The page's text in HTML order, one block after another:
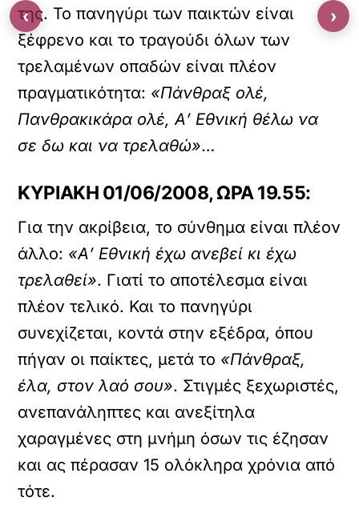
της. Το πανηγύρι των παικτών είναι
ξέφρενο και το τραγούδι όλων των
τρελαμένων οπαδών είναι πλέον
πραγματικότητα: «Πάνθραξ ολέ,
Πανθρακικάρα ολέ, Α’ Εθνική θέλω να
σε δω και να τρελαθώ»…
ΚΥΡΙΑΚΗ 01/06/2008, ΩΡΑ 19.55:
Για την ακρίβεια, το σύνθημα είναι πλέον
άλλο: «Α’ Εθνική έχω ανεβεί κι έχω
τρελαθεί». Γιατί το αποτέλεσμα είναι
πλέον τελικό. Και το πανηγύρι
συνεχίζεται, κοντά στην εξέδρα, όπου
πήγαν οι παίκτες, μετά το «Πάνθραξ,
έλα, στον λαό σου». Στιγμές ξεχωριστές,
ανεπανάληπτες και ανεξίτηλα
χαραγμένες στη μνήμη όσων τις έζησαν
και ας πέρασαν 15 ολόκληρα χρόνια από
τότε.
‹ ›